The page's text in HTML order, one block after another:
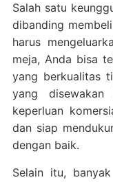
Salah satu
dibanding
harus
meja, Anda bisa
yang berkualitas
yang disewakan
keperluan
dan siap
dengan baik.
Selain itu,